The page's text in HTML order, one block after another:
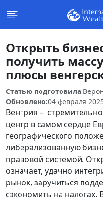
Открыть
получить
плюсы
Статью подготовила:
Обновлено:04 февраля
Венгрия –
центр в самом сердце
географического
либерализованную
правовой системой.
означает, удачно
рынок, заручиться
сэкономить на налогах.